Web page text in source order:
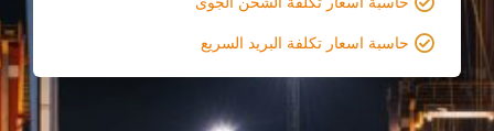
حاسبة اسعار تكلفة البريد السريع